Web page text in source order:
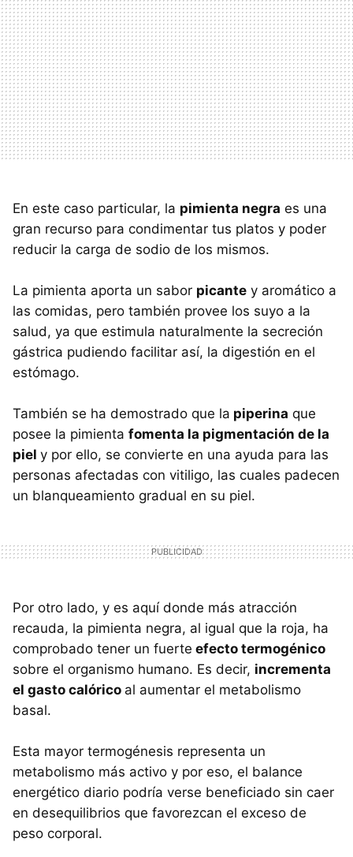
En este caso particular, la pimienta negra es una
gran recurso para condimentar tus platos y poder
reducir la carga de sodio de los mismos.
La pimienta aporta un sabor picante y aromático a
las comidas, pero también provee los suyo a la
salud, ya que estimula naturalmente la secreción
gástrica pudiendo facilitar así, la digestión en el
estómago.
También se ha demostrado que la piperina que
posee la pimienta fomenta la pigmentación de la
piel y por ello, se convierte en una ayuda para las
personas afectadas con vitiligo, las cuales padecen
un blanqueamiento gradual en su piel.
Por otro lado, y es aquí donde más atracción
recauda, la pimienta negra, al igual que la roja, ha
comprobado tener un fuerte efecto termogénico
sobre el organismo humano. Es decir, incrementa
el gasto calórico al aumentar el metabolismo
basal.
Esta mayor termogénesis representa un
metabolismo más activo y por eso, el balance
energético diario podría verse beneficiado sin caer
en desequilibrios que favorezcan el exceso de
peso corporal.